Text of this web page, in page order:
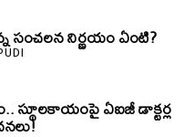
సంచలన నిర్ణయం ఏంటి?
ఏఐజీ డాక్టర్ల